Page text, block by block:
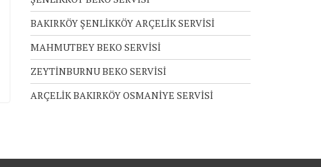
BAKIRKÖY ŞENLİKKÖY ARÇELİK SERVİSİ
MAHMUTBEY BEKO SERVİSİ
ZEYTİNBURNU BEKO SERVİSİ
ARÇELİK BAKIRKÖY OSMANİYE SERVİSİ